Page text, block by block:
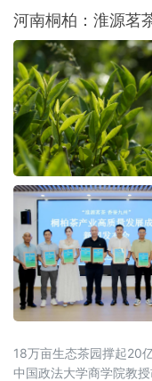
后，
济”
由“
践。
河南桐柏：淮源茗
18万亩生态茶园撑起20
中国政法大学商学院教